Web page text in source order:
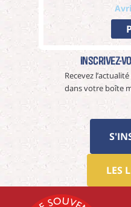
Inscrivez-
Recevez
dans votre boîte
LES